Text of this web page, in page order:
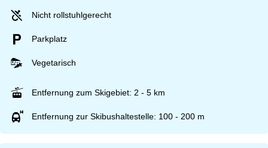
Nicht rollstuhlgerecht
Parkplatz
Vegetarisch
Entfernung zum Skigebiet: 2 - 5 km
Entfernung zur Skibushaltestelle: 100 - 200 m